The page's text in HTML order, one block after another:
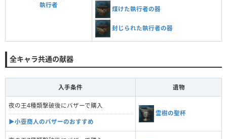
執行者
煤けた執行者の器
封じられた執行者の器
全キャラ共通の献器
入手条件 遺物
夜の王4種類撃破後にバザーで購入
▶︎小壺商人のバザーのおすすめ
霊樹の聖杯